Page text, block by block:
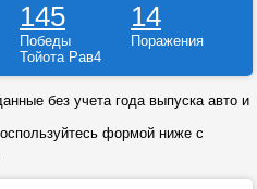
145 14
Победы
Поражения
Тойота Рав4
без учета года выпуска авто и
формой ниже с